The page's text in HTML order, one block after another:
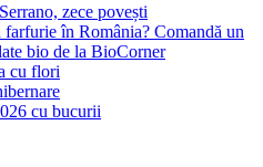
zece povești
în România? Comandă un
bio de la BioCorner
cu flori
cu bucurii